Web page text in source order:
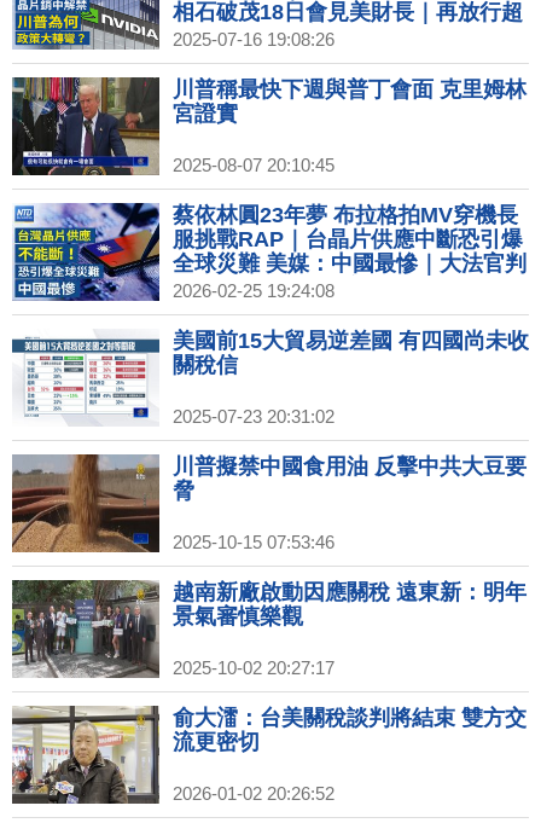
相石破茂18日會見美財長｜再放行超
微MI308輸中 美商長：不給最好晶片
｜接替鮑爾 下任FED主席遴選程序啟
動｜輝達超微晶片銷中解禁 川普政策
大轉彎為哪樁？
2025-07-16 19:08:26
川普稱最快下週與普丁會面 克里姆林
宮證實
2025-08-07 20:10:45
蔡依林圓23年夢 布拉格拍MV穿機長
服挑戰RAP｜台晶片供應中斷恐引爆
全球災難 美媒：中國最慘｜大法官判
對等關稅無效！川普國情咨文藏玄
機？｜台採購美天然氣有意增加 中
油：長期占比達3成
2026-02-25 19:24:08
美國前15大貿易逆差國 有四國尚未收
關稅信
2025-07-23 20:31:02
川普擬禁中國食用油 反擊中共大豆要
脅
2025-10-15 07:53:46
越南新廠啟動因應關稅 遠東新：明年
景氣審慎樂觀
2025-10-02 20:27:17
俞大㵢：台美關稅談判將結束 雙方交
流更密切
2026-01-02 20:26:52